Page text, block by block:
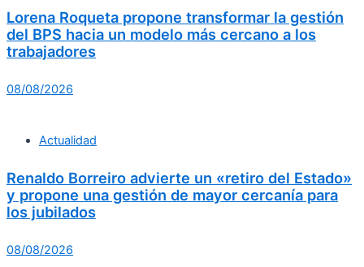
Lorena Roqueta propone transformar la gestión
del BPS hacia un modelo más cercano a los
trabajadores
08/08/2026
Actualidad
Renaldo Borreiro advierte un «retiro del Estado»
y propone una gestión de mayor cercanía para
los jubilados
08/08/2026